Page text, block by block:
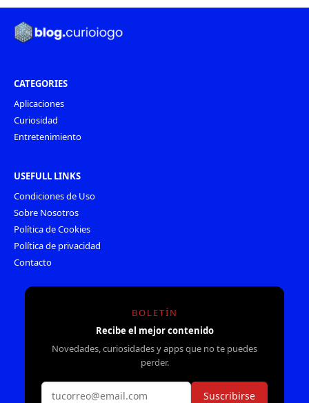
CATEGORIES
Aplicaciones
Curiosidad
Entretenimiento
USEFULL LINKS
Condiciones de Uso
Sobre Nosotros
Política de Cookies
Política de privacidad
Contacto
BOLETÍN
Recibe el mejor contenido
Novedades, curiosidades y apps que no te puedes
perder.
Suscribirse